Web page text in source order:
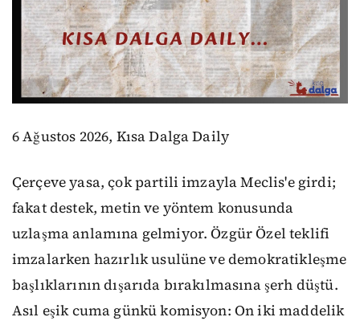
6 Ağustos 2026, Kısa Dalga Daily
Çerçeve yasa, çok partili imzayla Meclis'e girdi;
fakat destek, metin ve yöntem konusunda
uzlaşma anlamına gelmiyor. Özgür Özel teklifi
imzalarken hazırlık usulüne ve demokratikleşme
başlıklarının dışarıda bırakılmasına şerh düştü.
Asıl eşik cuma günkü komisyon: On iki maddelik